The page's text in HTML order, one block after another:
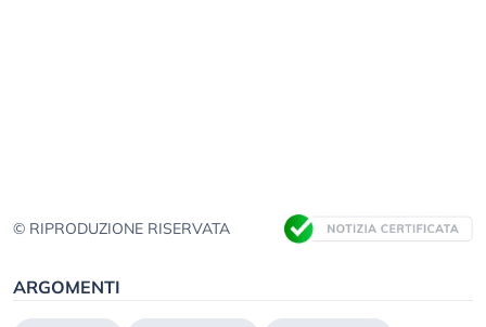
© RIPRODUZIONE RISERVATA
ARGOMENTI